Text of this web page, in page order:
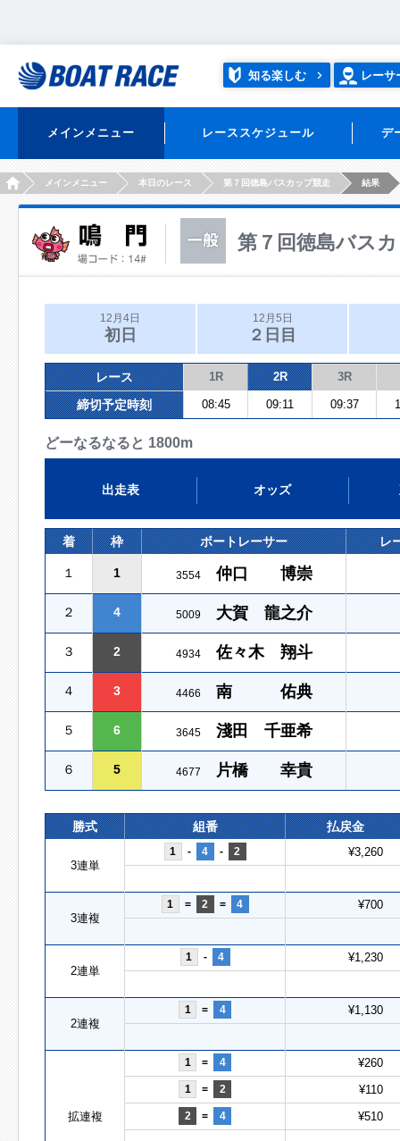
知る楽しむ レーサ
メインメニュー レーススケジュール デ
HOMEメインメニュー 本日のレース 第７回徳島バスカップ競走 結果
第７回徳島バス
12月4日
初日
12月5日
２日目
レース 1R 2R 3R
締切予定時刻 08:45 09:11 09:37
どーなるなると 1800m
出走表 オッズ
着 枠 ボートレーサー レ
１ 1 3554 仲口 博崇
２ 4 5009 大賀 龍之介
３ 2 4934 佐々木 翔斗
４ 3 4466 南 佑典
５ 6 3645 淺田 千亜希
６ 5 4677 片橋 幸貴
勝式 組番 払戻金
3連単
1 - 4 - 2 ¥3,260
3連複
1 = 2 = 4 ¥700
2連単
1 - 4 ¥1,230
2連複
1 = 4 ¥1,130
拡連複
1 = 4 ¥260
1 = 2 ¥110
2 = 4 ¥510